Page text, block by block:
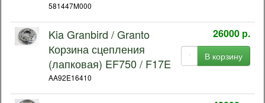
581447M000
Kia Granbird / Granto
Корзина сцепления
(лапковая) EF750 / F17E
AA92E16410
26000 р.
В корзину